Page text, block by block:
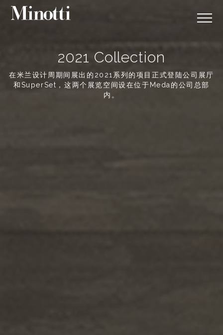
2021 Collection
在米兰设计周期间展出的2021系列的项目正式登陆公司展厅
和SuperSet，这两个展览空间设在位于Meda的公司总部
内。